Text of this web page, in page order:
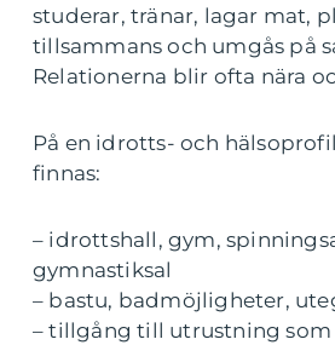
studerar, tränar, lagar mat,
tillsammans och umgås på
Relationerna blir ofta nära
På en idrotts- och
finnas:
– idrottshall, gym,
gymnastiksal
– bastu, badmöjligheter,
– tillgång till utrustning som